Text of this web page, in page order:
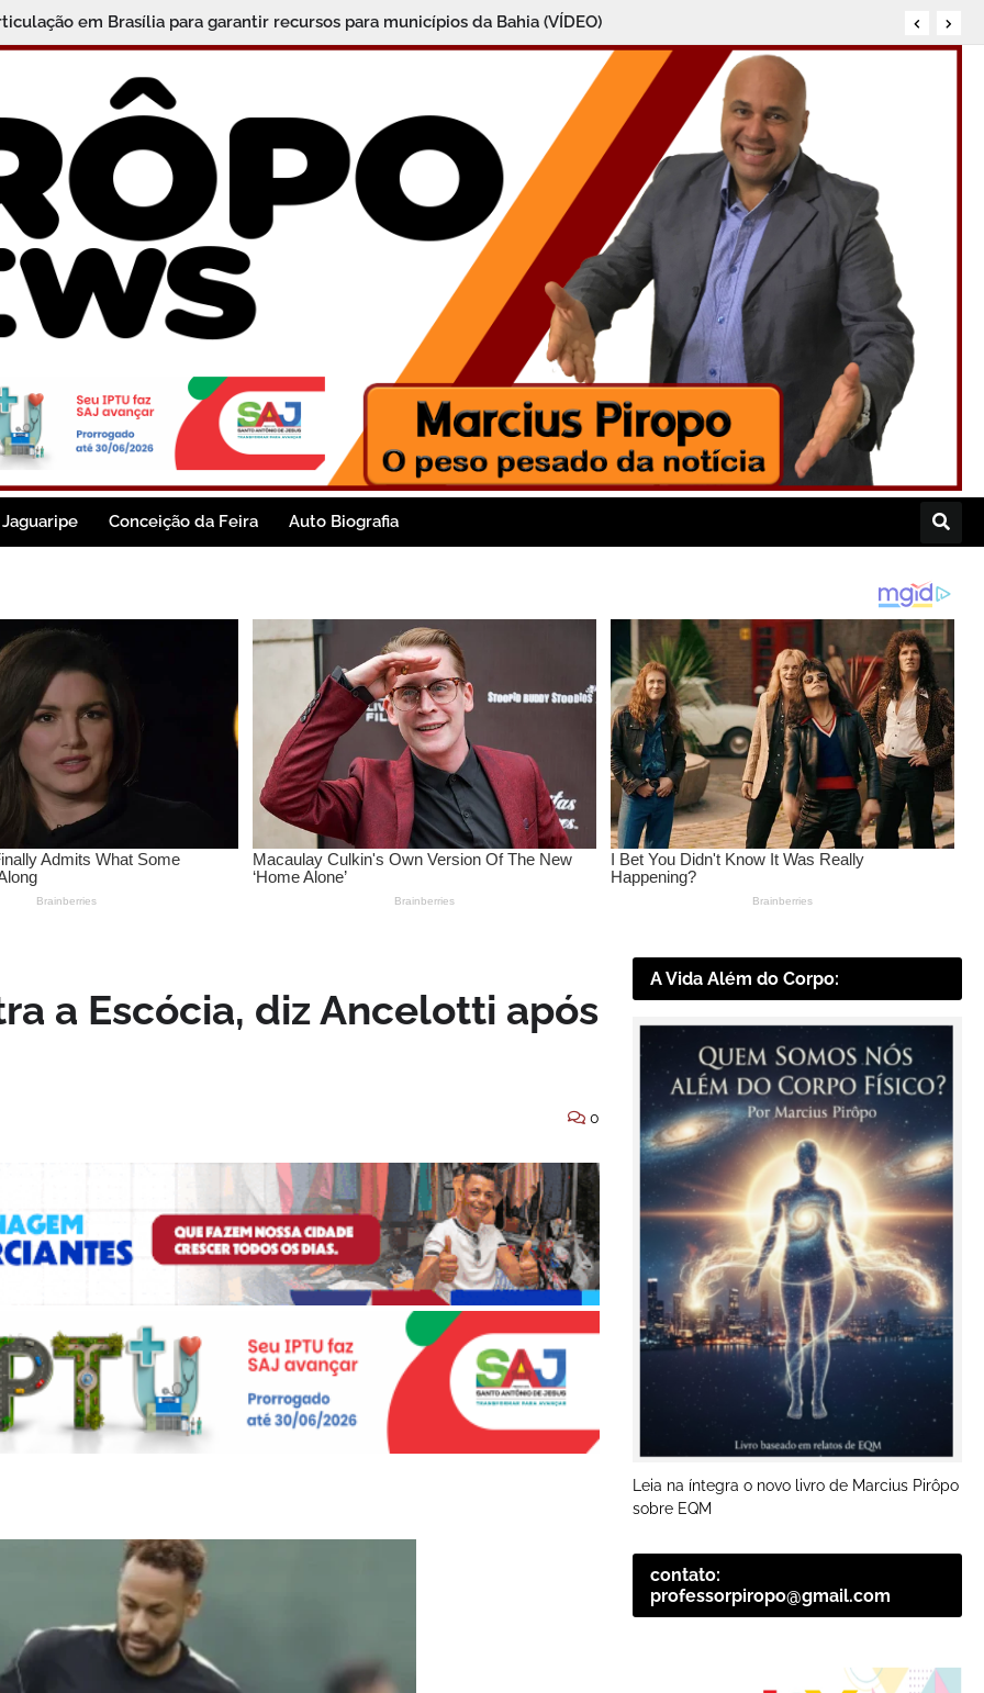
CONQUISTA MEDALHA DE PRATA NA OLIMPÍADA BRASILEIRA DE ASTRONOMIA E ASTRONÁUTICA
Jaguaripe Conceição da Feira Auto Biografia
a Escócia, diz Ancelotti após
0
A Vida Além do Corpo:
Leia na íntegra o novo livro de Marcius Pirôpo
sobre EQM
contato:
professorpiropo@gmail.com